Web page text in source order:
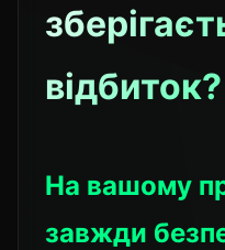
відбиток?
На вашому
завжди